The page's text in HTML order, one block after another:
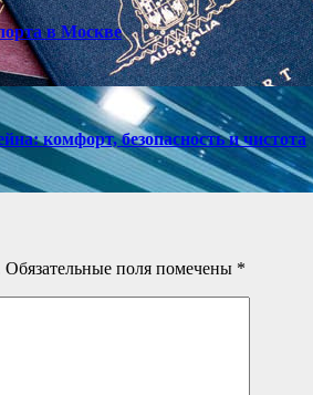
в Москве
комфорт, безопасность и чистота
Обязательные поля помечены *